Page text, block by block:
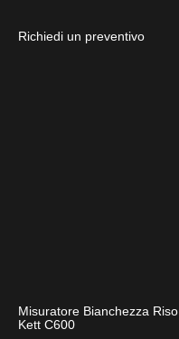
Richiedi un preventivo
Misuratore Bianchezza Riso
Kett C600